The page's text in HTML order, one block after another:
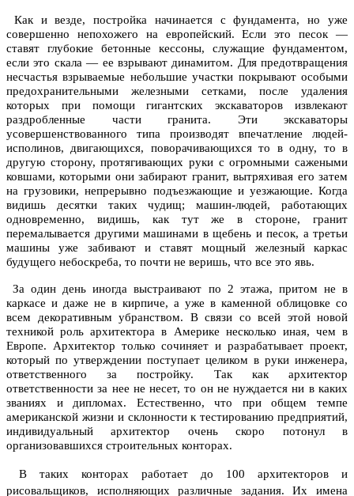
Как и везде, постройка начинается с фундамента, но уже
совершенно непохожего на европейский. Если это песок —
ставят глубокие бетонные кессоны, служащие фундаментом,
если это скала — ее взрывают динамитом. Для предотвращения
несчастья взрываемые небольшие участки покрывают особыми
предохранительными железными сетками, после удаления
которых при помощи гигантских экскаваторов извлекают
раздробленные части гранита. Эти экскаваторы
усовершенствованного типа производят впечатление людей-
исполинов, двигающихся, поворачивающихся то в одну, то в
другую сторону, протягивающих руки с огромными сажеными
ковшами, которыми они забирают гранит, вытряхивая его затем
на грузовики, непрерывно подъезжающие и уезжающие. Когда
видишь десятки таких чудищ; машин-людей, работающих
одновременно, видишь, как тут же в стороне, гранит
перемалывается другими машинами в щебень и песок, а третьи
машины уже забивают и ставят мощный железный каркас
будущего небоскреба, то почти не веришь, что все это явь.
За один день иногда выстраивают по 2 этажа, притом не в
каркасе и даже не в кирпиче, а уже в каменной облицовке со
всем декоративным убранством. В связи со всей этой новой
техникой роль архитектора в Америке несколько иная, чем в
Европе. Архитектор только сочиняет и разрабатывает проект,
который по утверждении поступает целиком в руки инженера,
ответственного за постройку. Так как архитектор
ответственности за нее не несет, то он не нуждается ни в каких
званиях и дипломах. Естественно, что при общем темпе
американской жизни и склонности к тестированию предприятий,
индивидуальный архитектор очень скоро потонул в
организовавшихся строительных конторах.
В таких конторах работает до 100 архитекторов и
рисовальщиков, исполняющих различные задания. Их имена